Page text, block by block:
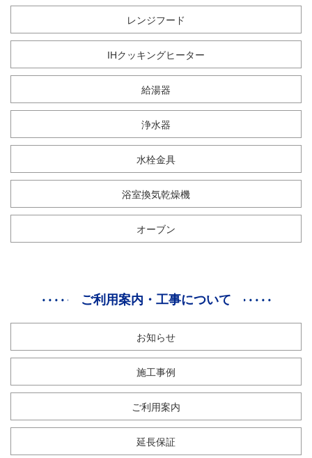
レンジフード
IHクッキングヒーター
給湯器
浄水器
水栓金具
浴室換気乾燥機
オーブン
ご利用案内・工事について
お知らせ
施工事例
ご利用案内
延長保証